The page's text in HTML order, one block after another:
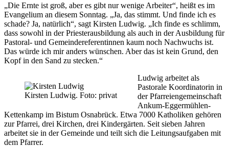
„Die Ernte ist groß, aber es gibt nur wenige Arbeiter“, heißt es im
Evangelium an diesem Sonntag. „Ja, das stimmt. Und finde ich es
schade? Ja, natürlich“, sagt Kirsten Ludwig. „Ich finde es schlimm,
dass sowohl in der Priesterausbildung als auch in der Ausbildung für
Pastoral- und Gemeindereferentinnen kaum noch Nachwuchs ist.
Das würde ich mir anders wünschen. Aber das ist kein Grund, den
Kopf in den Sand zu stecken.“
Kirsten Ludwig. Foto: privat
Ludwig arbeitet als
Pastorale Koordinatorin in
der Pfarreiengemeinschaft
Ankum-Eggermühlen-
Kettenkamp im Bistum Osnabrück. Etwa 7000 Katholiken gehören
zur Pfarrei, drei Kirchen, drei Kindergärten. Seit sieben Jahren
arbeitet sie in der Gemeinde und teilt sich die Leitungsaufgaben mit
dem Pfarrer.